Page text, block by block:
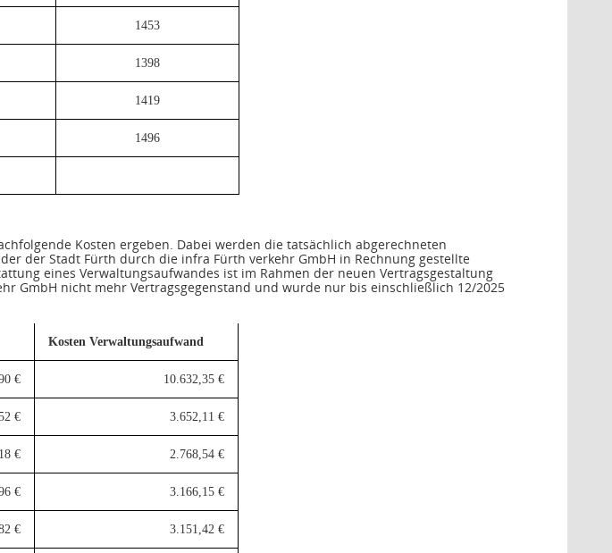
1453
1398
1419
1496
Kosten ergeben. Dabei werden die tatsächlich abgerechneten
der Stadt Fürth durch die infra Fürth verkehr GmbH in Rechnung gestellte
eines Verwaltungsaufwandes ist im Rahmen der neuen Vertragsgestaltung
GmbH nicht mehr Vertragsgegenstand und wurde nur bis einschließlich 12/2025
Kosten Verwaltungsaufwand
€ 10.632,35 €
€ 3.652,11 €
€ 2.768,54 €
€ 3.166,15 €
€ 3.151,42 €